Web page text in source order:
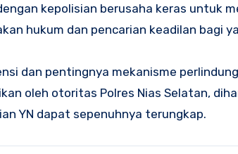
kepolisian berusaha keras untuk
hukum dan pencarian keadilan bagi
dan pentingnya mekanisme
oleh otoritas Polres Nias Selatan,
YN dapat sepenuhnya terungkap.